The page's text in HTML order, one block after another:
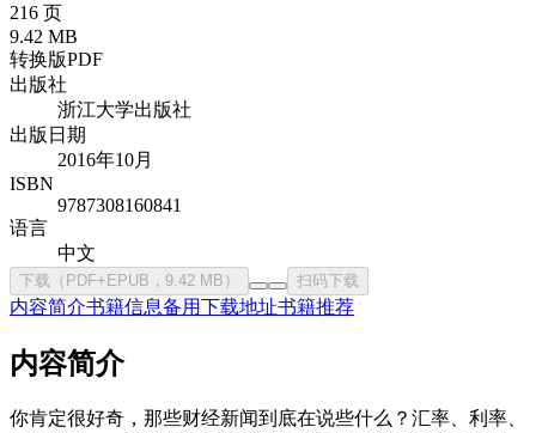
216 页
9.42 MB
转换版PDF
出版社
浙江大学出版社
出版日期
2016年10月
ISBN
9787308160841
语言
中文
下载（PDF+EPUB，9.42 MB） 扫码下载
内容简介书籍信息备用下载地址书籍推荐
内容简介
你肯定很好奇，那些财经新闻到底在说些什么？汇率、利率、